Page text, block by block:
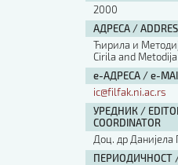
Шаблон прве стране и
Шаблон прве стране и
Шаблон прве стране и
Етички кодекс
Наслов или део наслова
2000
АДРЕСА /
Ћирила и
Cirila and Metodija
е-АДРЕСА / e-
ic@filfak.ni.ac.rs
УРЕДНИК /
COORDINATOR
Доц. др Данијела
ПЕРИОДИЧНОСТ /